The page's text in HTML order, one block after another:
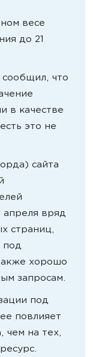
весе
до 21
что
в качестве
это не
сайта
апреля вряд
страниц,
под
хорошо
запросам.
под
повлияет
чем на тех,